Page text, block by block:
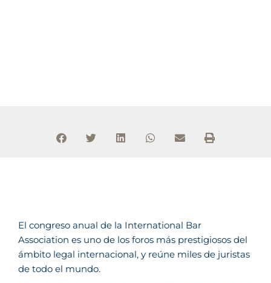
El congreso anual de la International Bar
Association es uno de los foros más prestigiosos del
ámbito legal internacional, y reúne miles de juristas
de todo el mundo.